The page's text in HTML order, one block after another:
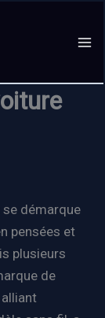
se démarque
pensées et
plusieurs
de